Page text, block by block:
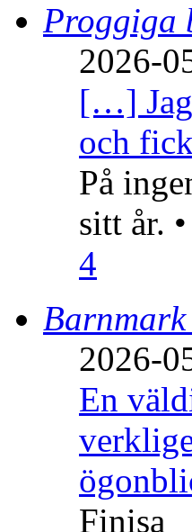
Proggiga
2026-
[…] Jag
och
På
sitt år.
4
Barnmark
2026-
En
Finisa